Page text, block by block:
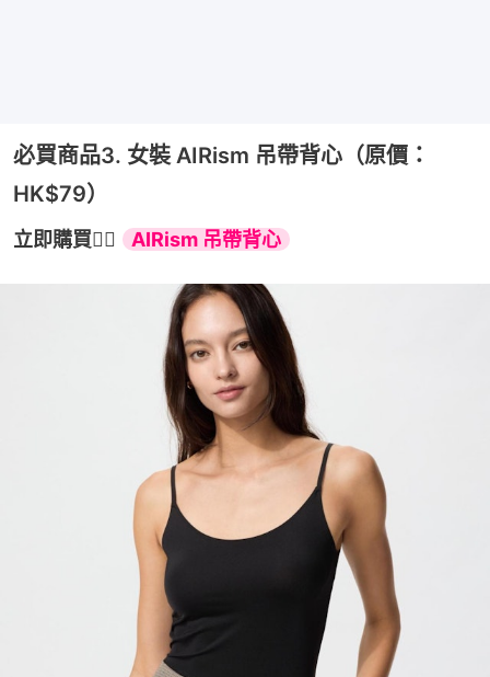
必買商品3. 女裝 AIRism 吊帶背心（原價：
HK$79）
立即購買👉🏻 AIRism 吊帶背心